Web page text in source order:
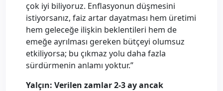
çok iyi biliyoruz. Enflasyonun düşmesini
istiyorsanız, faiz artar dayatması hem üretimi
hem geleceğe ilişkin beklentileri hem de
emeğe ayrılması gereken bütçeyi olumsuz
etkiliyorsa; bu çıkmaz yolu daha fazla
sürdürmenin anlamı yoktur.”
Yalçın: Verilen zamlar 2-3 ay ancak